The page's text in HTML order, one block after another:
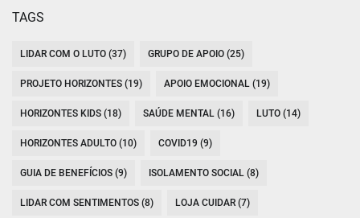
TAGS
LIDAR COM O LUTO (37) GRUPO DE APOIO (25)
PROJETO HORIZONTES (19) APOIO EMOCIONAL (19)
HORIZONTES KIDS (18) SAÚDE MENTAL (16) LUTO (14)
HORIZONTES ADULTO (10) COVID19 (9)
GUIA DE BENEFÍCIOS (9) ISOLAMENTO SOCIAL (8)
LIDAR COM SENTIMENTOS (8) LOJA CUIDAR (7)